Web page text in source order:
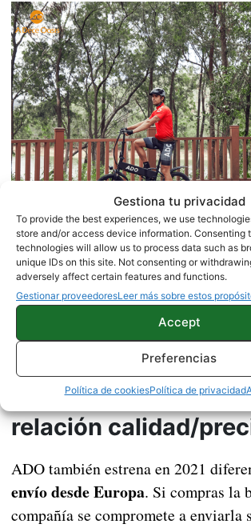
Gestiona tu privacidad
To provide the best experiences, we use
store and/or access device information. Consenting
technologies will allow us to process data such as
unique IDs on this site. Not consenting or
adversely affect certain features and functions.
Gestionar proveedoresLeer más sobre estos
Accept
Preferencias
Política de cookiesPolítica de privacidad
Además, ADO se compromete a
bicicletaen caso de tener alguna
puntual por falta de piezas, lo que
estarás sin bicicleta el menor
La bici eléctrica con
relación calidad/
ADO también estrena en 2021
envío desde Europa. Si compras la
compañía se compromete a enviarla